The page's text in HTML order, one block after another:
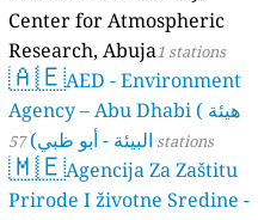
Center for Atmospheric
Research, Abuja1 stations
🇦🇪AED - Environment
Agency – Abu Dhabi ( هيئة
البيئة - أبو ظبي) 57 stations
🇲🇪Agencija Za Zaštitu
Prirode I životne Sredine -